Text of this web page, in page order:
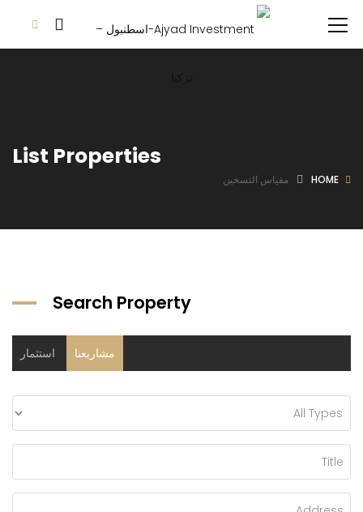
List Properties
HOME مقياس التسخين
Search Property
مشاريعنا استثمار